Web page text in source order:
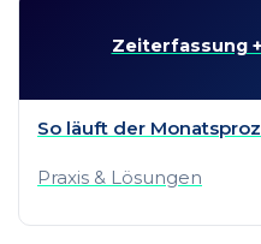
Zeiterfassung
So läuft der
Praxis & Lösungen